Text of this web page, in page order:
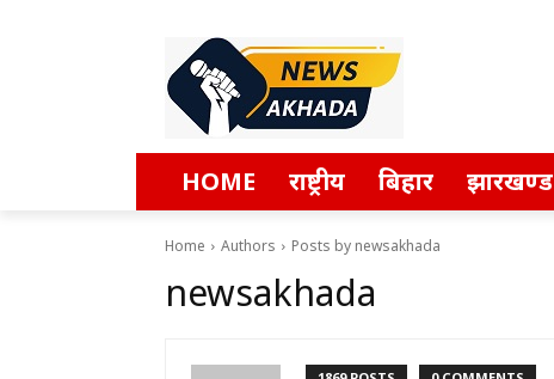
HOME राष्ट्रीय बिहार झारखण्ड
Home Authors Posts by newsakhada
newsakhada